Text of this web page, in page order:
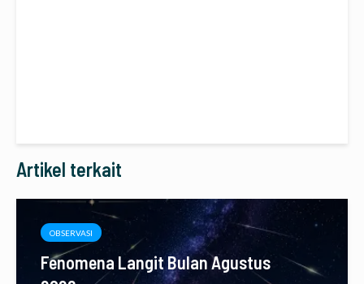
Artikel terkait
OBSERVASI
Fenomena Langit Bulan Agustus